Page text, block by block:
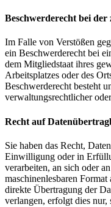
Beschwerde­recht bei
Im Falle von Verstößen
ein Beschwerderecht bei
dem Mitgliedstaat ihres
Arbeitsplatzes oder des
Beschwerderecht besteht
verwaltungsrechtlicher
Recht auf
Sie haben das Recht,
Einwilligung oder in
verarbeiten, an sich oder
maschinenlesbaren
direkte Übertragung der
verlangen, erfolgt dies nur,